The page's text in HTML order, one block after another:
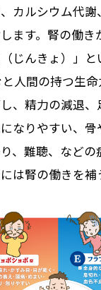
カルシウム代
ます。腎の働き
じんきょ）」と
人間の持つ生
、精力の減退
なりやすい、
、難聴、などの
は腎の働きを補